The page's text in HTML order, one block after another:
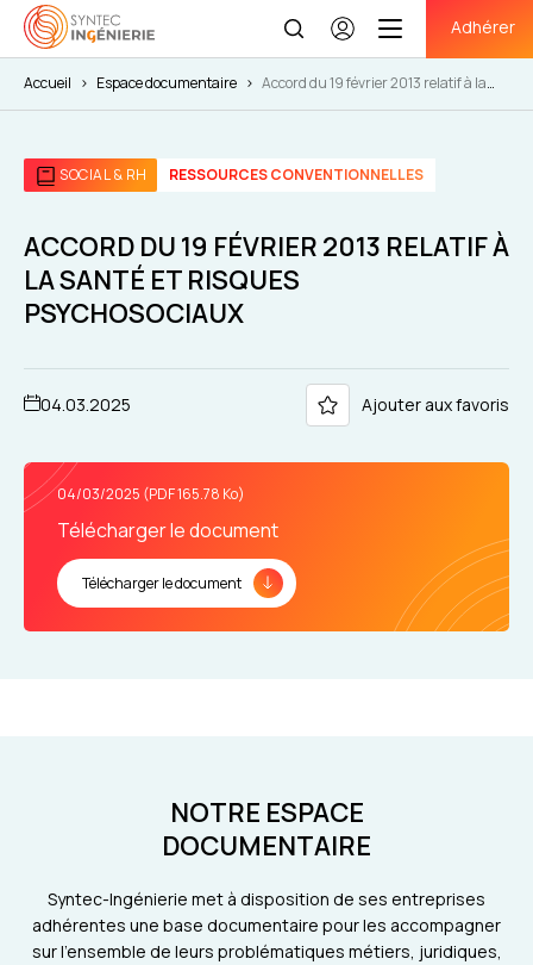
Se
connecter
Adhérer
Accueil > Espace documentaire > Accord du 19 février 2013 relatif à la
SOCIAL & RH RESSOURCES CONVENTIONNELLES
ACCORD DU 19 FÉVRIER 2013 RELATIF À
LA SANTÉ ET RISQUES
PSYCHOSOCIAUX
04.03.2025 Ajouter aux favoris
04/03/2025 (PDF 165.78 Ko)
Télécharger le document
Télécharger le document
NOTRE ESPACE
DOCUMENTAIRE
Syntec-Ingénierie met à disposition de ses entreprises
adhérentes une base documentaire pour les accompagner
sur l'ensemble de leurs problématiques métiers, juridiques,